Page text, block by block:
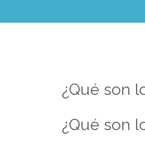
¿Qué son
¿Qué son